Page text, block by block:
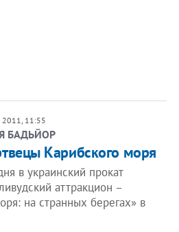
2011, 11:55
БАДЬЙОР
Карибского моря
в украинский прокат
аттракцион –
на странных берегах» в